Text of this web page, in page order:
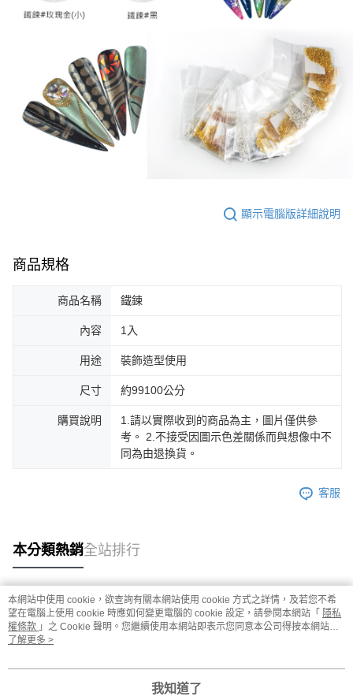
顯示電腦版詳細說明
商品規格
商品名稱 鐵鍊
內容 1入
用途 裝飾造型使用
尺寸 約99100公分
購買說明
1.請以實際收到的商品為主，圖片僅供參
考。 2.不接受因圖示色差關係而與想像中不
同為由退換貨。
客服
本分類熱銷全站排行
熱門標籤
本網站中使用 cookie，欲查詢有關本網站使用 cookie 方式之詳情，及若您不希
望在電腦上使用 cookie 時應如何變更電腦的 cookie 設定，請參閱本網站「 隱私
權條款 」之 Cookie 聲明。您繼續使用本網站即表示您同意本公司得按本網站使
用條款之 Cookie 聲明使用 cookie。
了解更多 >
我知道了